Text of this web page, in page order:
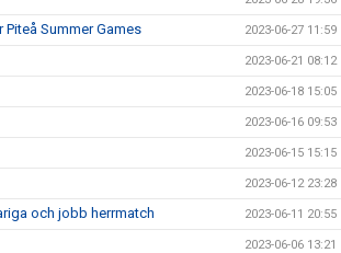
Summer Games 2023-06-27 11:59
2023-06-21 08:12
2023-06-18 15:05
2023-06-16 09:53
2023-06-15 15:15
2023-06-12 23:28
och jobb herrmatch 2023-06-11 20:55
2023-06-06 13:21